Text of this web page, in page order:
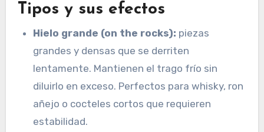
Tipos y sus efectos
Hielo grande (on the rocks): piezas
grandes y densas que se derriten
lentamente. Mantienen el trago frío sin
diluirlo en exceso. Perfectos para whisky, ron
añejo o cocteles cortos que requieren
estabilidad.